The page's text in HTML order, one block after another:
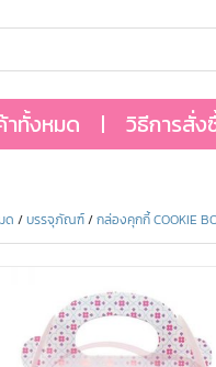
าทั้งหมด วิธีการสั่ง
ด /บรรจุภัณฑ์/กล่องคุกกี้ COOKIE